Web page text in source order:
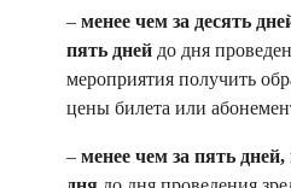
– менее чем за десять
пять дней до дня
мероприятия получить
цены билета или
– менее чем за пять дней,